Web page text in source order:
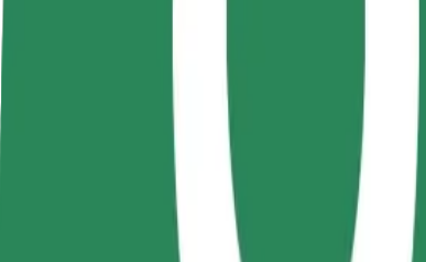
Leter du etter den beste måten å reise fra Gara de Nord til
Komfort og bekvemmelighet er bare noen trykk unna!
Pålitelige turer i vanlige, mellomstore biler.